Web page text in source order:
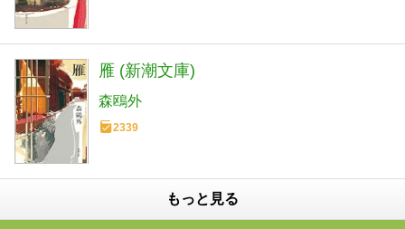
雁 (新潮文庫)
森鴎外
2339
もっと見る